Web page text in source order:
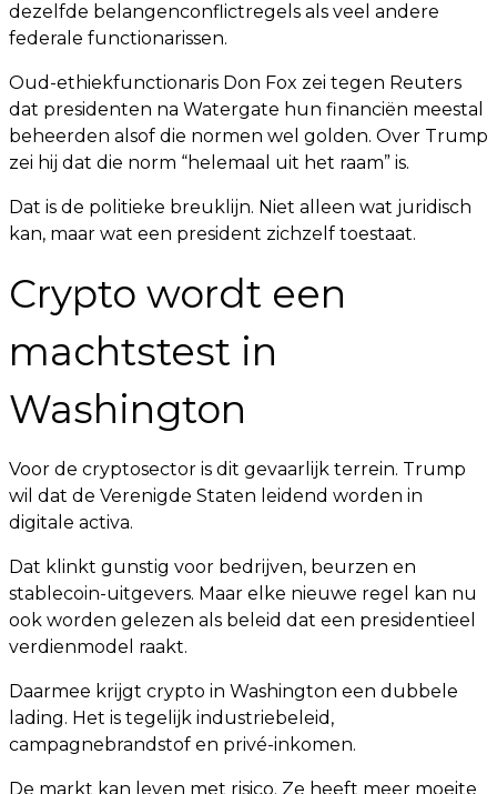
dezelfde belangenconflictregels als veel andere
federale functionarissen.
Oud-ethiekfunctionaris Don Fox zei tegen Reuters
dat presidenten na Watergate hun financiën meestal
beheerden alsof die normen wel golden. Over Trump
zei hij dat die norm “helemaal uit het raam” is.
Dat is de politieke breuklijn. Niet alleen wat juridisch
kan, maar wat een president zichzelf toestaat.
Crypto wordt een
machtstest in
Washington
Voor de cryptosector is dit gevaarlijk terrein. Trump
wil dat de Verenigde Staten leidend worden in
digitale activa.
Dat klinkt gunstig voor bedrijven, beurzen en
stablecoin-uitgevers. Maar elke nieuwe regel kan nu
ook worden gelezen als beleid dat een presidentieel
verdienmodel raakt.
Daarmee krijgt crypto in Washington een dubbele
lading. Het is tegelijk industriebeleid,
campagnebrandstof en privé-inkomen.
De markt kan leven met risico. Ze heeft meer moeite